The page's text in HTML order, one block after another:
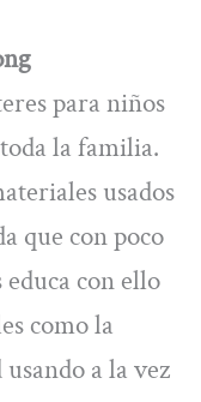
para niños
la familia.
usados
que con poco
con ello
como la
a la vez